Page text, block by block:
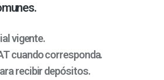
vigente.
cuando corresponda.
recibir depósitos.